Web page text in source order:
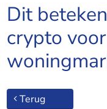
Dit
crypto
Terug